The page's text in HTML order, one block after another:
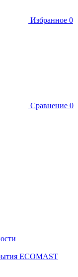
Избранное 0
Сравнение 0
ECOMAST